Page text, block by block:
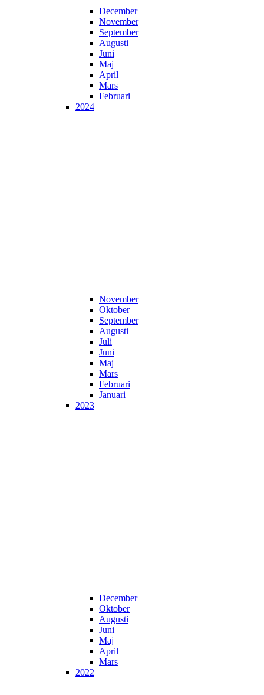
December
November
September
Augusti
Juni
Maj
April
Mars
Februari
2024
November
Oktober
September
Augusti
Juli
Juni
Maj
Mars
Februari
Januari
2023
December
Oktober
Augusti
Juni
Maj
April
Mars
2022